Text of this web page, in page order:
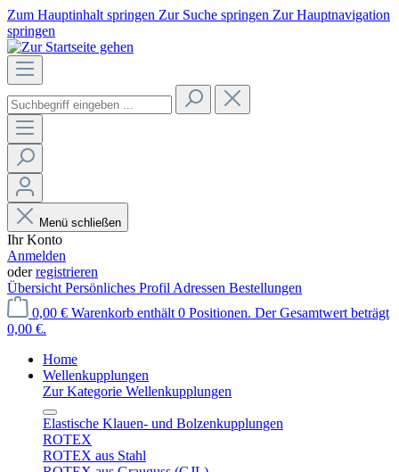
Zum Hauptinhalt springen Zur Suche springen Zur Hauptnavigation
springen
Menü schließen
Ihr Konto
Anmelden
oderregistrieren
Übersicht Persönliches Profil Adressen Bestellungen
0,00 € Warenkorb enthält 0 Positionen. Der Gesamtwert beträgt
0,00 €.
Home
Wellenkupplungen
Zur Kategorie Wellenkupplungen
Elastische Klauen- und Bolzenkupplungen
ROTEX
ROTEX aus Stahl